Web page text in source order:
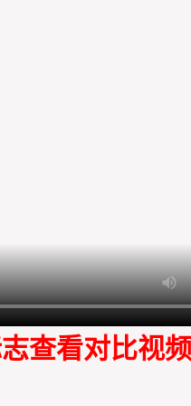
查看对比视频